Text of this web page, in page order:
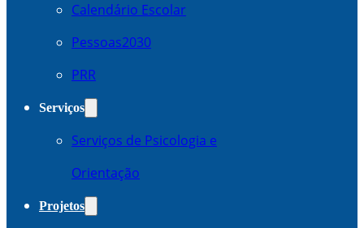
Calendário Escolar
Pessoas2030
PRR
Serviços
Serviços de Psicologia e
Orientação
Projetos